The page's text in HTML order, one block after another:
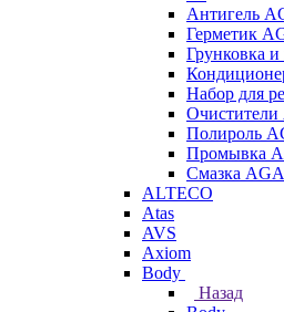
Антигель
Герметик
Грунковка и
Набор для
Очистители
Полироль
Промывка
Смазка AGA
ALTECO
Atas
AVS
Axiom
Body
Назад